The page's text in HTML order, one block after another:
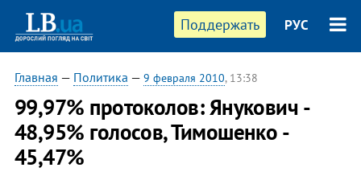
Поддержать РУС
Главная — Политика — 9 февраля 2010, 13:38
99,97% протоколов: Янукович -
48,95% голосов, Тимошенко -
45,47%